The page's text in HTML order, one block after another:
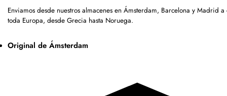
Enviamos desde nuestros almacenes en Ámsterdam, Barcelona y Madrid a
toda Europa, desde Grecia hasta Noruega.
Original de Ámsterdam